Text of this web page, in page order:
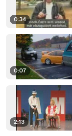
0:34
0:07
2:13